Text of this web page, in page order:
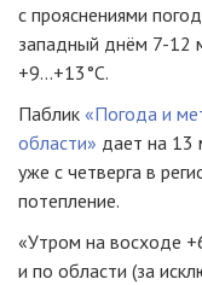
с прояснениями
западный днём 7-12
+9...+13°С.
Паблик «Погода и
области» дает на 13
уже с четверга в
потепление.
«Утром на восходе
и по области (за